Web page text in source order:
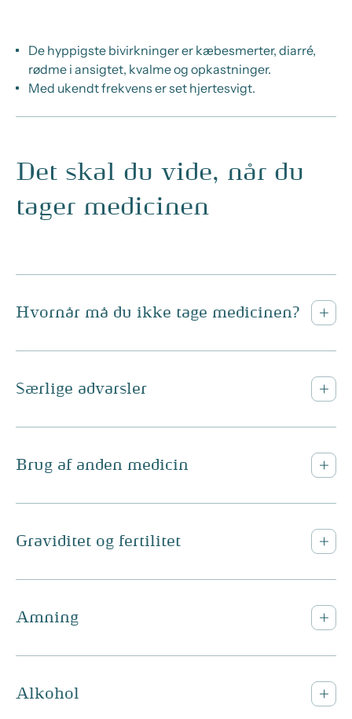
De hyppigste bivirkninger er kæbesmerter, diarré,
rødme i ansigtet, kvalme og opkastninger.
Med ukendt frekvens er set hjertesvigt.
Det skal du vide, når du
tager medicinen
Hvornår må du ikke tage medicinen?
Særlige advarsler
Brug af anden medicin
Graviditet og fertilitet
Amning
Alkohol